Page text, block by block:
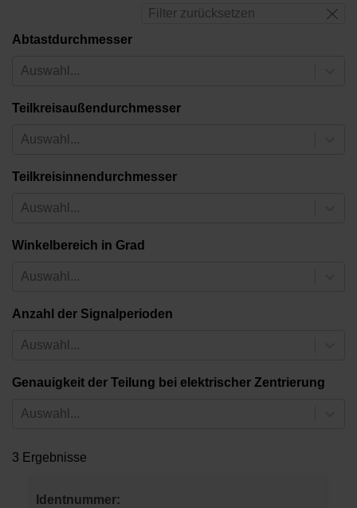
Filter zurücksetzen
Abtastdurchmesser
Auswahl...
Teilkreisaußendurchmesser
Auswahl...
Teilkreisinnendurchmesser
Auswahl...
Winkelbereich in Grad
Auswahl...
Anzahl der Signalperioden
Auswahl...
Genauigkeit der Teilung bei elektrischer Zentrierung
Auswahl...
3 Ergebnisse
Identnummer: